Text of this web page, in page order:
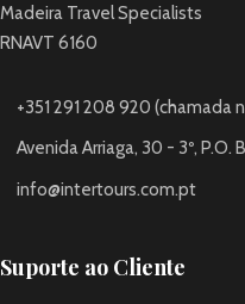
Madeira Travel Specialists
RNAVT 6160
+351 291 208 920 (chamada
Avenida Arriaga, 30 - 3º,
info@intertours.com.pt
Suporte ao Cliente